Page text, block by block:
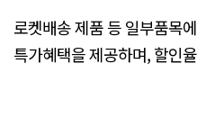
로켓배송 제품 등 일부품목
특가혜택을 제공하며, 할인